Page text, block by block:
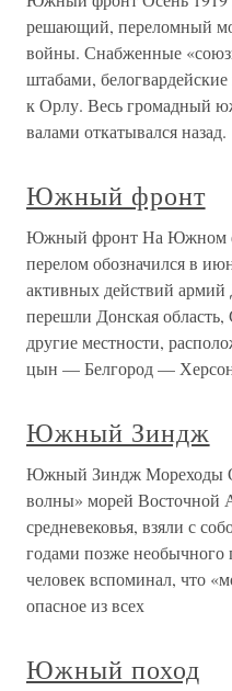
решающий, переломный
войны. Снабженные
штабами,
к Орлу. Весь громадный
валами откатывался назад.
Южный фронт
Южный фронт На Южном
перелом обозначился в
активных действий
перешли Донская
другие местности,
цын — Белгород —
Южный Зиндж
Южный Зиндж Мореходы
волны» морей Восточной
средневековья, взяли с
годами позже необычного
человек вспоминал, что
опасное из всех
Южный поход